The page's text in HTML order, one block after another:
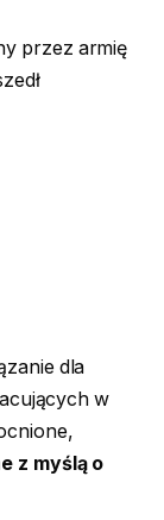
przez armię
dla
w
z myślą o